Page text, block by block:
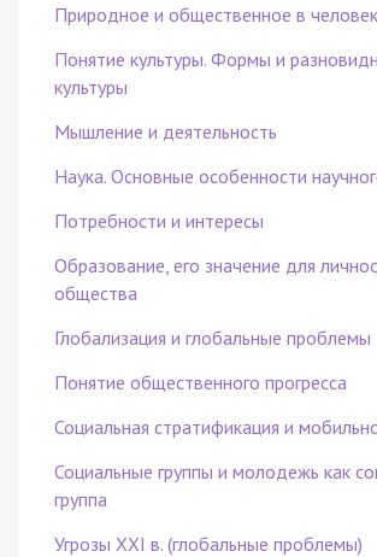
Природное и общественное в
Понятие культуры. Формы и
культуры
Мышление и деятельность
Наука. Основные особенности
Потребности и интересы
Образование, его значение для
общества
Глобализация и глобальные проблемы
Понятие общественного прогресса
Социальная стратификация и
Социальные группы и молодежь как
группа
Угрозы XXI в. (глобальные проблемы)